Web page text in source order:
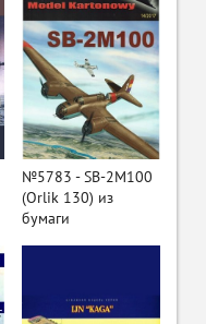
№5783 - SB-2M100
(Orlik 130) из
бумаги